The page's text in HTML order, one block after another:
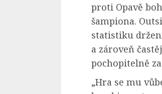
proti Opavě
šampiona.
statistiku
a zároveň
pochopitelně
„Hra se mu